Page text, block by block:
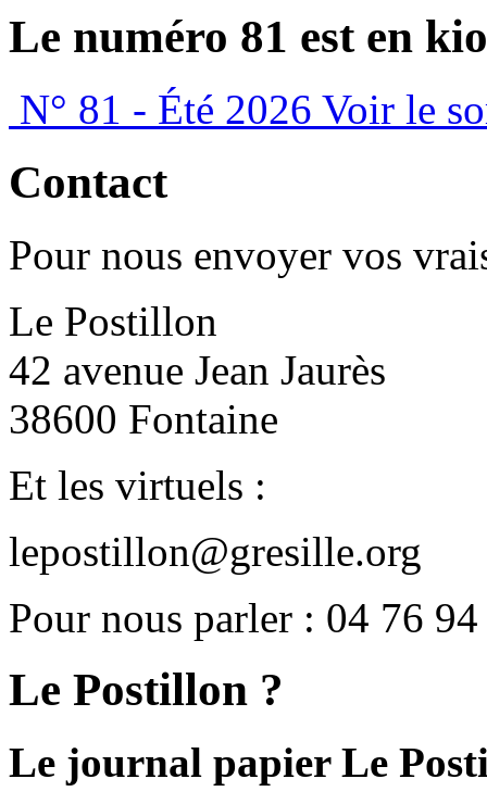
Le numéro 81 est en
N° 81 - Été 2026 Voir le
Contact
Pour nous envoyer vos
Le Postillon
42 avenue Jean Jaurès
38600 Fontaine
Et les virtuels :
lepostillon@gresille.org
Pour nous parler : 04 76
Le Postillon ?
Le journal papier Le